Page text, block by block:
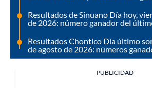
Resultados de Sinuano Día hoy,
de 2026: número ganador del
Resultados Chontico Día último
de agosto de 2026: números
PUBLICIDAD